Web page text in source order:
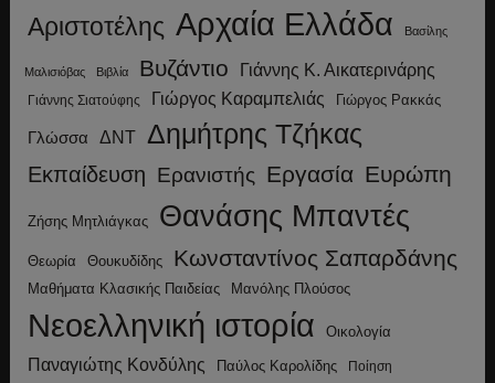
Αριστοτέλης Αρχαία Ελλάδα Βασίλης
Μαλισιόβας Βιβλία Βυζάντιο Γιάννης Κ. Αικατερινάρης
Γιάννης Σιατούφης Γιώργος Καραμπελιάς Γιώργος Ρακκάς
Γλώσσα ΔΝΤ Δημήτρης Τζήκας
Εκπαίδευση Ερανιστής Εργασία Ευρώπη
Ζήσης Μητλιάγκας Θανάσης Μπαντές
Θεωρία Θουκυδίδης Κωνσταντίνος Σαπαρδάνης
Μαθήματα Κλασικής Παιδείας Μανόλης Πλούσος
Νεοελληνική ιστορία Οικολογία
Παναγιώτης Κονδύλης Παύλος Καρολίδης Ποίηση